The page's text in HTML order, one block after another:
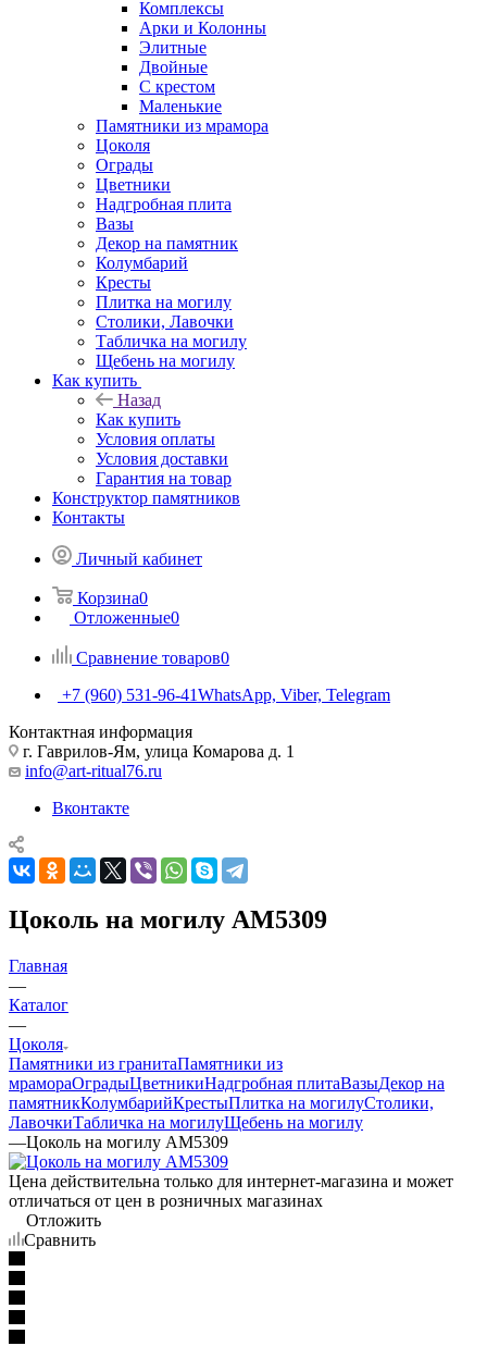
Комплексы
Арки и Колонны
Элитные
Двойные
С крестом
Маленькие
Памятники из мрамора
Цоколя
Ограды
Цветники
Надгробная плита
Вазы
Декор на памятник
Колумбарий
Кресты
Плитка на могилу
Столики, Лавочки
Табличка на могилу
Щебень на могилу
Как купить
Назад
Как купить
Условия оплаты
Условия доставки
Гарантия на товар
Конструктор памятников
Контакты
Личный кабинет
Корзина0
Отложенные0
Сравнение товаров0
+7 (960) 531-96-41WhatsApp, Viber, Telegram
Контактная информация
г. Гаврилов-Ям, улица Комарова д. 1
info@art-ritual76.ru
Вконтакте
Цоколь на могилу AM5309
Главная
—
Каталог
—
Цоколя
Памятники из гранитаПамятники из
мрамораОградыЦветникиНадгробная плитаВазыДекор на
памятникКолумбарийКрестыПлитка на могилуСтолики,
ЛавочкиТабличка на могилуЩебень на могилу
—Цоколь на могилу AM5309
Цена действительна только для интернет-магазина и может
отличаться от цен в розничных магазинах
Отложить
Сравнить